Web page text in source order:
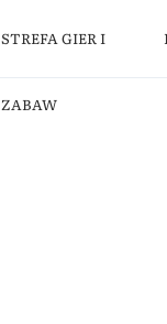
STREFA GIER I
ZABAW